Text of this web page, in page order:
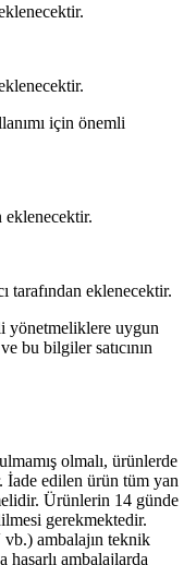
için önemli
eklenecektir.
tarafından eklenecektir.
uygun
bu bilgiler satıcının
olmalı, ürünlerde
İade edilen ürün tüm yan
Ürünlerin 14 günde
gerekmektedir.
ambalajın teknik
hasarlı ambalajlarda